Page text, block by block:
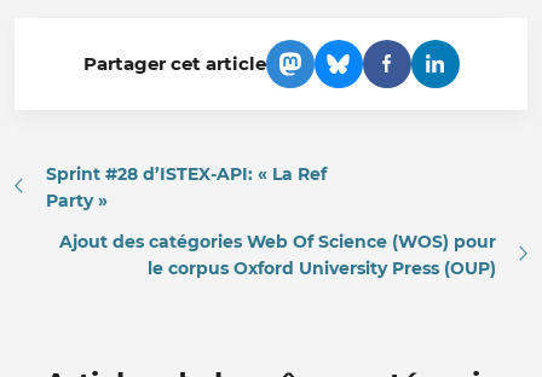
Partager cet article
Sprint #28 d’ISTEX-API: « La Ref
Party »
Ajout des catégories Web Of Science (WOS) pour
le corpus Oxford University Press (OUP)